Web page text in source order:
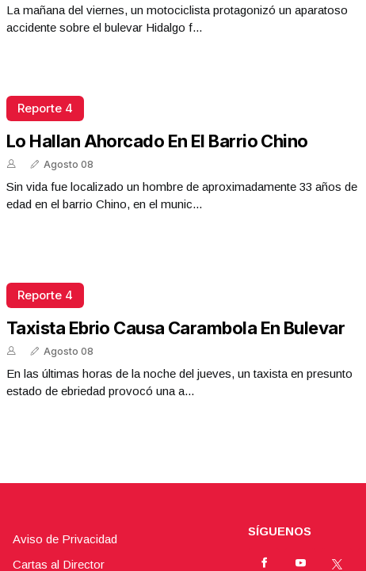
La mañana del viernes, un motociclista protagonizó un aparatoso
accidente sobre el bulevar Hidalgo f...
Reporte 4
Lo Hallan Ahorcado En El Barrio Chino
Agosto 08
Sin vida fue localizado un hombre de aproximadamente 33 años de
edad en el barrio Chino, en el munic...
Reporte 4
Taxista Ebrio Causa Carambola En Bulevar
Agosto 08
En las últimas horas de la noche del jueves, un taxista en presunto
estado de ebriedad provocó una a...
REPORTE4 | 03 10 2025 con Rodolfo Flores
Octubre 03 l 9 Visitas
Aviso de Privacidad
Cartas al Director
SÍGUENOS